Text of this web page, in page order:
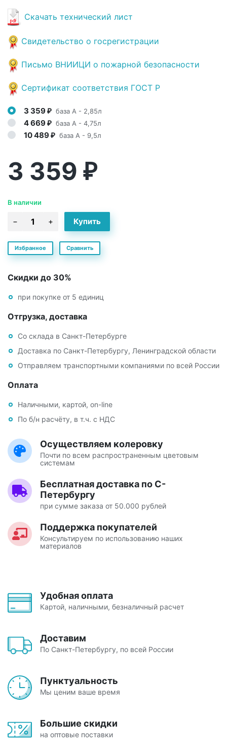
Скачать технический лист
Свидетельство о госрегистрации
Письмо ВНИИЦИ о пожарной безопасности
Сертификат соответствия ГОСТ Р
3 359 ₽ база A - 2,85л
4 669 ₽ база A - 4,75л
10 489 ₽ база А - 9,5л
3 359 ₽
В наличии
Избранное Сравнить
Скидки до 30%
при покупке от 5 единиц
Отгрузка, доставка
Со склада в Санкт-Петербурге
Доставка по Санкт-Петербургу, Ленинградской области
Отправляем транспортными компаниями по всей России
Оплата
Наличными, картой, on-line
По б/н расчёту, в т.ч. с НДС
Осуществляем колеровку
Почти по всем распространенным цветовым
системам
Бесплатная доставка по С-
Петербургу
при сумме заказа от 50.000 рублей
Поддержка покупателей
Консультируем по использованию наших
материалов
Удобная оплата
Картой, наличными, безналичный расчет
Доставим
По Санкт-Петербургу, по всей России
Пунктуальность
Мы ценим ваше время
Большие скидки
на оптовые поставки